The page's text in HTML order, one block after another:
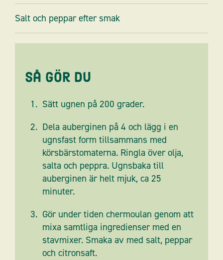
Så gör du
Sätt ugnen på 200 grader.
Dela auberginen på 4 och lägg i en
ugnsfast form tillsammans med
körsbärstomaterna. Ringla över olja,
salta och peppra. Ugnsbaka till
auberginen är helt mjuk, ca 25
minuter.
Gör under tiden chermoulan genom att
mixa samtliga ingredienser med en
stavmixer. Smaka av med salt, peppar
och citronsaft.
Salt och peppar efter smak